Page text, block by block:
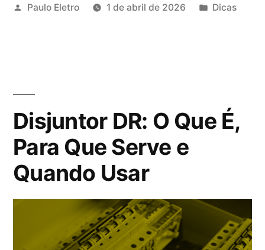
fio
a
pena
comprar?”
Publicado
Paulo Eletro 1 de abril de 2026
Publicado
Dicas
Disjuntor DR: O Que É,
Para Que Serve e
Quando Usar